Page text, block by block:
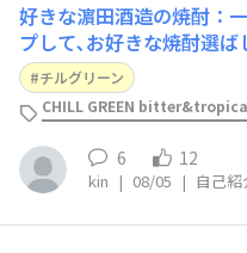
好きな濵田酒造の焼酎：
プして､お好きな焼酎選
のチルグリーンがかなり
ちしてました〜届いたピ
に超えた華やかさ！おじ
ん感動でしたーありがと
チルグリーン
CHILL GREEN
6 12
kin | 08/05 | 自己紹